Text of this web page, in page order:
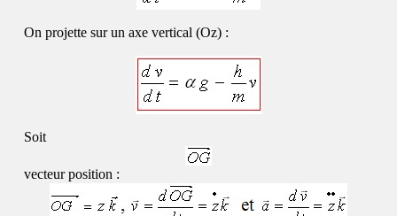
On projette sur un axe vertical (Oz) :
Soit
vecteur position :